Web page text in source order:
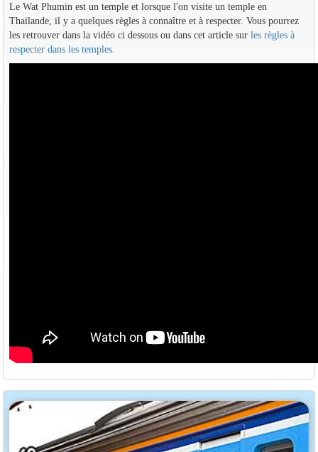
Le Wat Phumin est un temple et lorsque l'on visite un temple en
Thaïlande, il y a quelques règles à connaître et à respecter. Vous pourrez
les retrouver dans la vidéo ci dessous ou dans cet article sur les règles à
respecter dans les temples.